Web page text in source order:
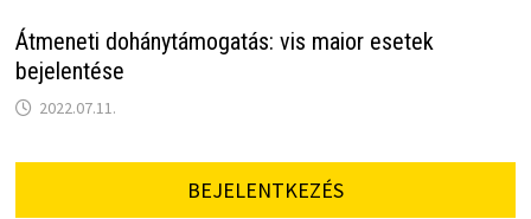
Átmeneti dohánytámogatás: vis maior esetek
bejelentése
2022.07.11.
BEJELENTKEZÉS